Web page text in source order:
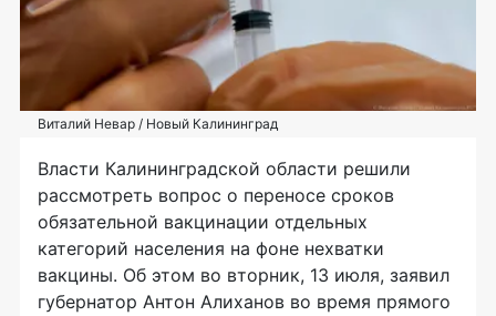
Виталий Невар / Новый Калининград
Власти Калининградской области решили
рассмотреть вопрос о переносе сроков
обязательной вакцинации отдельных
категорий населения на фоне нехватки
вакцины. Об этом во вторник, 13 июля, заявил
губернатор Антон Алиханов во время прямого